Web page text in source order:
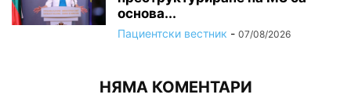
основа...
Пациентски вестник - 07/08/2026
НЯМА КОМЕНТАРИ